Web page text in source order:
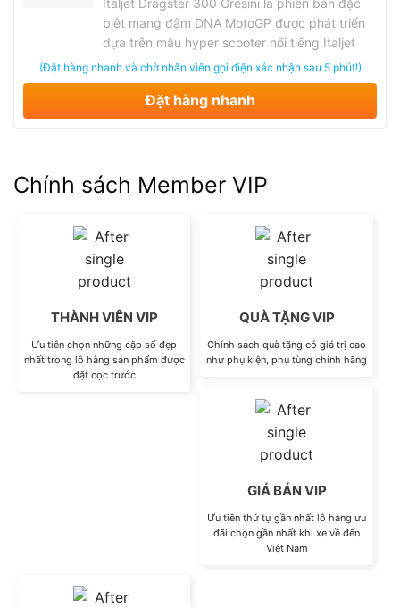
biệt mang đậm DNA MotoGP được phát triển
dựa trên mẫu hyper scooter nổi tiếng Italjet
Dragster 300. Đây là sự kết hợp giữa Italjet –
thương hiệu scooter hiệu năng cao đầy cá tính
của Ý và đội đua Gresini Racing danh tiếng
trong thế giới …
(Đặt hàng nhanh và chờ nhân viên gọi điện xác nhận sau 5 phút!)
Đặt hàng nhanh
Chính sách Member VIP
THÀNH VIÊN VIP
Ưu tiên chọn những cặp số đẹp
nhất trong lô hàng sản phẩm được
đặt cọc trước
QUÀ TẶNG VIP
Chính sách quà tặng có giá trị cao
như phụ kiện, phụ tùng chính hãng
GIÁ BÁN VIP
Ưu tiên thứ tự gần nhất lô hàng ưu
đãi chọn gần nhất khi xe về đến
Việt Nam